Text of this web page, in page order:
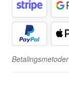
Betalingsmetoder